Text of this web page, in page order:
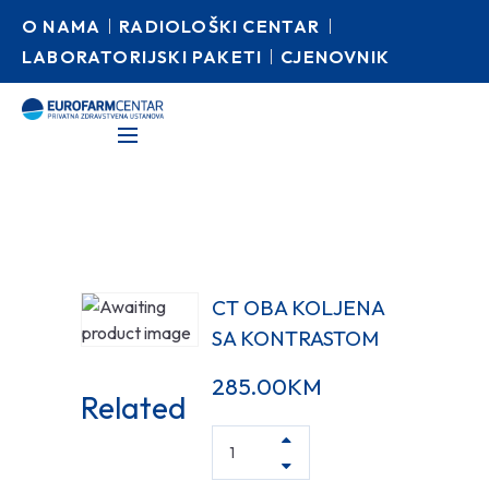
O NAMA
RADIOLOŠKI CENTAR
LABORATORIJSKI PAKETI
CJENOVNIK
CT OBA KOLJENA
SA KONTRASTOM
285.00KM
Related